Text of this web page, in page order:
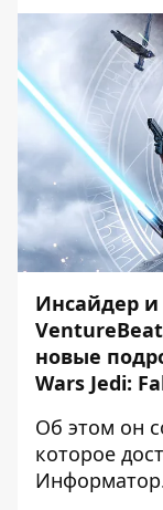
Инсайдер и
новые
Wars Jedi:
Об этом он
которое
Информатор